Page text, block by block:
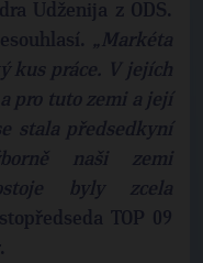
Udženija z ODS.
„Markéta
kus práce. V jejích
pro tuto zemi a její
stala předsedkyní
naši zemi
byly zcela
TOP 09